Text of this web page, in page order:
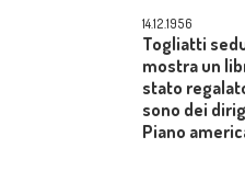
14.12.1956
Togliatti
mostra un
stato
sono dei
Piano